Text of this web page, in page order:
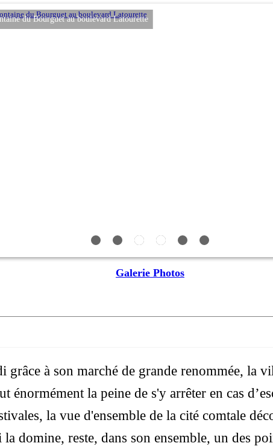
du Bourguet au boulevard Latourette
Galerie Photos
grâce à son marché de grande renommée, la
énormément la peine de s'y arrêter en cas
la vue d'ensemble de la cité comtale
domine, reste, dans son ensemble, un des